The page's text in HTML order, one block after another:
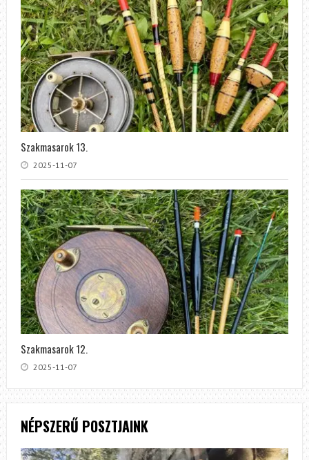
Szakmasarok 13.
2025-11-07
Szakmasarok 12.
2025-11-07
NÉPSZERŰ POSZTJAINK